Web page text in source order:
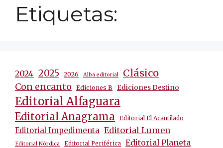
Etiquetas:
2024 2025 2026 Alba editorial Clásico
Con encanto Ediciones B Ediciones Destino
Editorial Alfaguara
Editorial Anagrama Editorial El Acantilado
Editorial Impedimenta Editorial Lumen
Editorial Nórdica Editorial Periférica Editorial Planeta